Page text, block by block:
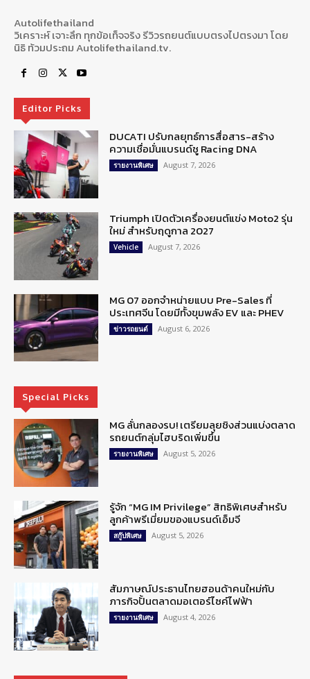
Autolifethailand
วิเคราะห์ เจาะลึก ทุกข้อเท็จจริง รีวิวรถยนต์แบบตรงไปตรงมา โดย
นิธิ ท้วมประถม Autolifethailand.tv.
Editor Picks
DUCATI ปรับกลยุทธ์การสื่อสาร-สร้าง
ความเชื่อมั่นแบรนด์ชู Racing DNA
รายงานพิเศษ August 7, 2026
Triumph เปิดตัวเครื่องยนต์แข่ง Moto2 รุ่น
ใหม่ สำหรับฤดูกาล 2027
Vehicle August 7, 2026
MG 07 ออกจำหน่ายแบบ Pre-Sales ที่
ประเทศจีน โดยมีทั้งขุมพลัง EV และ PHEV
ข่าวรถยนต์ August 6, 2026
Special Picks
MG ลั่นกลองรบ! เตรียมลุยชิงส่วนแบ่งตลาด
รถยนต์กลุ่มไฮบริดเพิ่มขึ้น
รายงานพิเศษ August 5, 2026
รู้จัก “MG IM Privilege” สิทธิพิเศษสำหรับ
ลูกค้าพรีเมี่ยมของแบรนด์เอ็มจี
สกู๊ปพิเศษ August 5, 2026
สัมภาษณ์ประธานไทยฮอนด้าคนใหม่กับ
ภารกิจปั้นตลาดมอเตอร์ไซค์ไฟฟ้า
รายงานพิเศษ August 4, 2026